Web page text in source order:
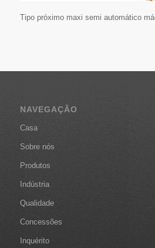
Tipo próximo maxi semi automático
NAVEGAÇÃO
Casa
Sobre nós
Produtos
Indústria
Qualidade
Concessões
Inquérito